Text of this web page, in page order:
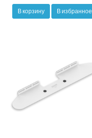
В корзину В избранное